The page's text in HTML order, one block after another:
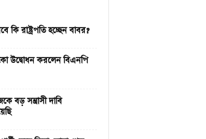
রাষ্ট্রপতি হচ্ছেন বাবর?
উদ্বোধন করলেন বিএনপি
বড় সন্ত্রাসী দাবি